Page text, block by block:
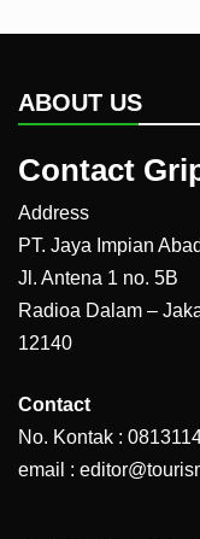
ABOUT US
Contact
Address
PT. Jaya Impian
Jl. Antena 1 no. 5B
Radioa Dalam –
12140
Contact
No. Kontak :
email :